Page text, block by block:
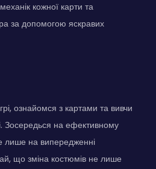
кожної карти та
за допомогою яскравих
ознайомся з картами та вивчи
Зосередься на ефективному
лише на випередженні
що зміна костюмів не лише